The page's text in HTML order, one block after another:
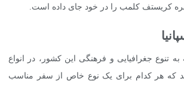
کریستف کلمب را در خود جای داده است.
به تنوع جغرافیایی و فرهنگی این کشور، در انواع
که هر کدام برای یک نوع خاص از سفر مناسب